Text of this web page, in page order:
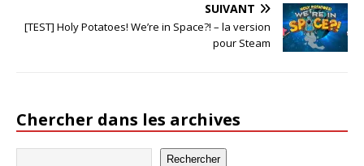
SUIVANT
[TEST] Holy Potatoes! We’re in Space?! – la version
pour Steam
Chercher dans les archives
Rechercher